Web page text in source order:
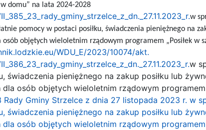
w domu” na lata 2024-2028
w
pomocy w postaci posiłku, świadczenia pieniężnego na
osób objętych wieloletnim rządowym programem „Posiłek w
WDU_E/2023/10074/akt.
w
świadczenia pieniężnego na zakup posiłku lub
osób objętych wieloletnim rządowym
Rady Gminy Strzelce z dnia 27 listopada 2023 r. w
świadczenia pieniężnego na zakup posiłku lub
osób objętych wieloletnim rządowym